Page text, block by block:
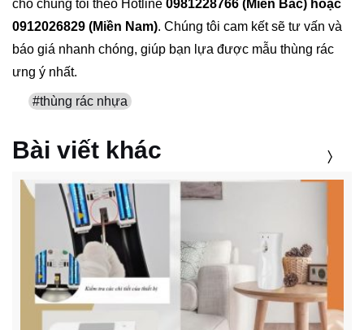
cho chúng tôi theo Hotline 0981228766 (Miền Bắc) hoặc
0912026829 (Miền Nam). Chúng tôi cam kết sẽ tư vấn và
báo giá nhanh chóng, giúp bạn lựa được mẫu thùng rác
ưng ý nhất.
#thùng rác nhựa
Bài viết khác